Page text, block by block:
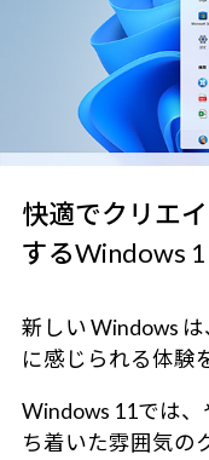
快適でクリエ
するWindows
新しい Windows
に感じられる体験
Windows 11では
ち着いた雰囲気の